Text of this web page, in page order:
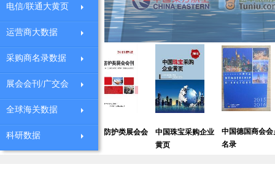
圳外贸企业黄页
安全防护类展会会
中国珠宝采购企业
中国德国商会会员
全
电信/联通大黄页
运营商大数据
采购商名录数据
展会会刊/广交会
全球海关数据
科研数据